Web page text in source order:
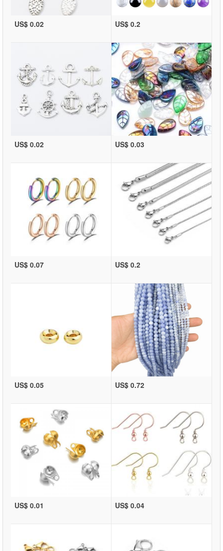
US$ 0.02 US$ 0.2
US$ 0.02 US$ 0.03
US$ 0.07 US$ 0.2
US$ 0.05 US$ 0.72
US$ 0.01 US$ 0.04